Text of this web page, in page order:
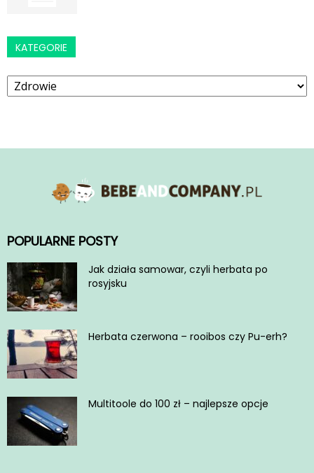
KATEGORIE
Kategorie
POPULARNE POSTY
Jak działa samowar, czyli herbata po
rosyjsku
Herbata czerwona – rooibos czy Pu-erh?
Multitoole do 100 zł – najlepsze opcje